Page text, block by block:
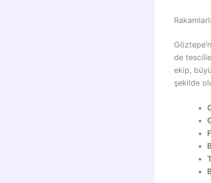
de
ekip,
şekilde